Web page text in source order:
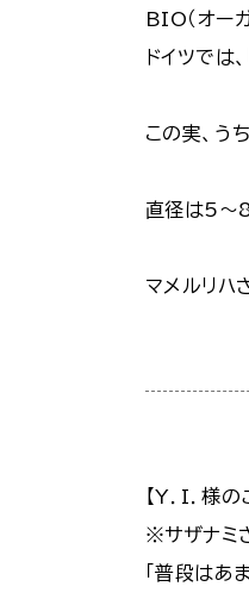
BIO（オー
ドイツでは
この実、う
直径は5～8
マメルリハ
【Y．I．様
※サザナミ
「普段はあ